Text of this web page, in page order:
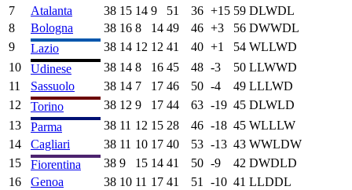
7
Atalanta 38 15 14 9 51 36 +15 59 DLWDL
8
Bologna 38 16 8 14 49 46 +3 56 DWWDL
9
Lazio 38 14 12 12 41 40 +1 54 WLLWD
10
Udinese 38 14 8 16 45 48 -3 50 LLWWD
11
Sassuolo 38 14 7 17 46 50 -4 49 LLLWD
12
Torino 38 12 9 17 44 63 -19 45 DLWLD
13
Parma 38 11 12 15 28 46 -18 45 WLLLW
14
Cagliari 38 11 10 17 40 53 -13 43 WWLDW
15
Fiorentina 38 9 15 14 41 50 -9 42 DWDLD
16
Genoa 38 10 11 17 41 51 -10 41 LLDDL